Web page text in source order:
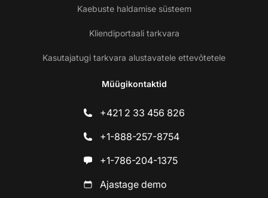
Kaebuste haldamise süsteem
Kliendiportaali tarkvara
Kasutajatugi tarkvara alustavatele ettevõtetele
Müügikontaktid
+421 2 33 456 826
+1-888-257-8754
+1-786-204-1375
Ajastage demo